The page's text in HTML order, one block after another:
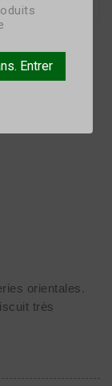
Entrer
orientales.
très